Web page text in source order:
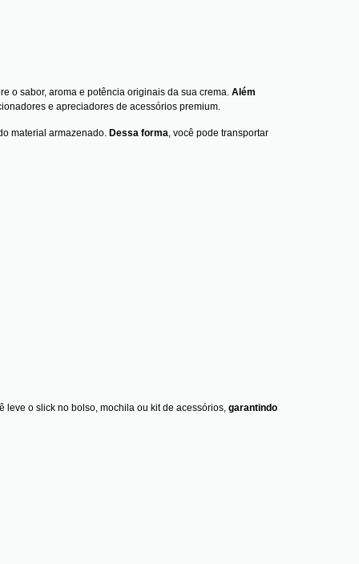
o sabor, aroma e potência originais da sua crema. Além
e apreciadores de acessórios premium.
material armazenado. Dessa forma , você pode transportar
leve o slick no bolso, mochila ou kit de acessórios, garantindo